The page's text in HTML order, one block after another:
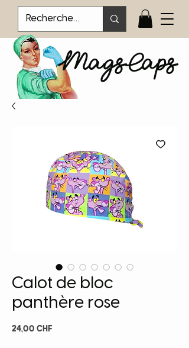
MagsCaps
Calot de bloc
panthère rose
24,00 CHF